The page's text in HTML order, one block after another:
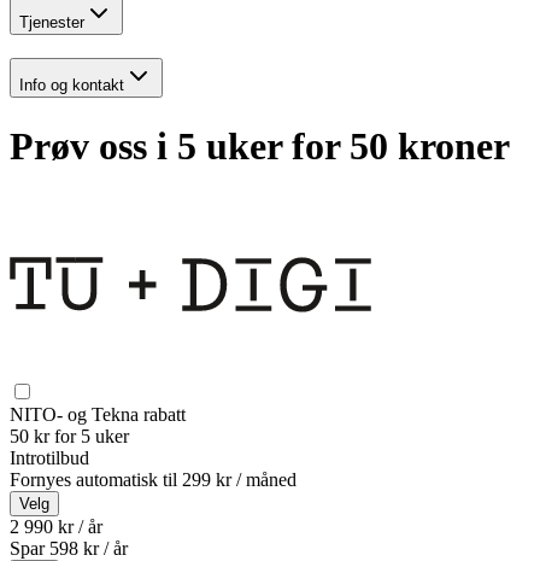
Tjenester
Info og kontakt
Prøv oss i 5 uker for 50 kroner
NITO- og Tekna rabatt
50 kr for 5 uker
Introtilbud
Fornyes automatisk til 299 kr / måned
Velg
2 990 kr / år
Spar 598 kr /år